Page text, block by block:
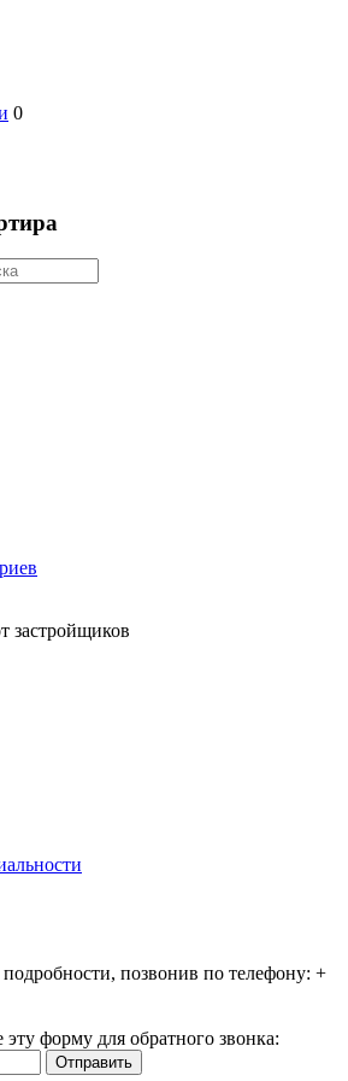
0
застройщиков
позвонив по телефону: +
форму для обратного звонка:
Отправить